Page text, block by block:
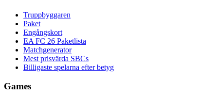
Truppbyggaren
Paket
Engångskort
EA FC 26 Paketlista
Matchgenerator
Mest prisvärda SBCs
Billigaste spelarna efter betyg
Games